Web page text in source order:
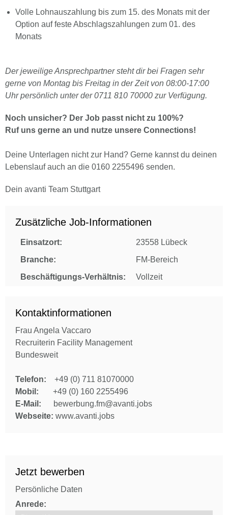
Volle Lohnauszahlung bis zum 15. des Monats mit der
Option auf feste Abschlagszahlungen zum 01. des
Monats
Der jeweilige Ansprechpartner steht dir bei Fragen sehr
gerne von Montag bis Freitag in der Zeit von 08:00-17:00
Uhr persönlich unter der 0711 810 70000 zur Verfügung.
Noch unsicher? Der Job passt nicht zu 100%?
Ruf uns gerne an und nutze unsere Connections!
Deine Unterlagen nicht zur Hand? Gerne kannst du deinen
Lebenslauf auch an die 0160 2255496 senden.
Dein avanti Team Stuttgart
Zusätzliche Job-Informationen
Einsatzort:
23558 Lübeck
Branche:
FM-Bereich
Beschäftigungs-Verhältnis:
Vollzeit
Kontaktinformationen
Frau Angela Vaccaro
Recruiterin Facility Management
Bundesweit
Telefon:
+49 (0) 711 81070000
Mobil:
+49 (0) 160 2255496
E-Mail: bewerbung.fm@avanti.jobs
Webseite: www.avanti.jobs
Jetzt bewerben
Persönliche Daten
Anrede: